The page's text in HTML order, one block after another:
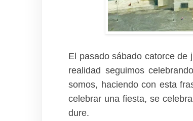
El pasado sábado catorce de
realidad seguimos
somos, haciendo con esta
celebrar una fiesta, se
dure.